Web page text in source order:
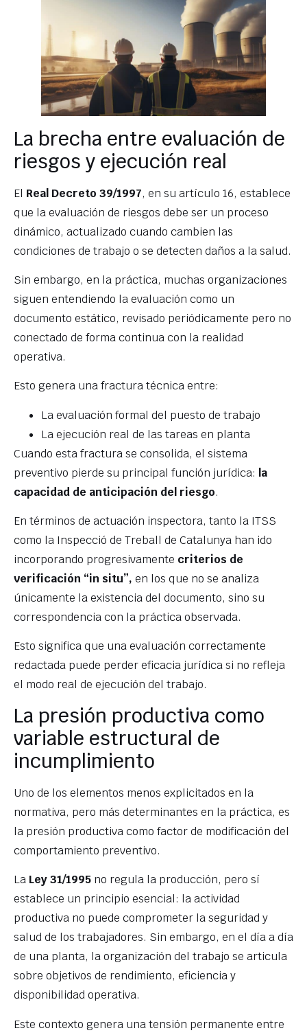
La brecha entre evaluación de
riesgos y ejecución real
El Real Decreto 39/1997, en su artículo 16, establece
que la evaluación de riesgos debe ser un proceso
dinámico, actualizado cuando cambien las
condiciones de trabajo o se detecten daños a la salud.
Sin embargo, en la práctica, muchas organizaciones
siguen entendiendo la evaluación como un
documento estático, revisado periódicamente pero no
conectado de forma continua con la realidad
operativa.
Esto genera una fractura técnica entre:
La evaluación formal del puesto de trabajo
La ejecución real de las tareas en planta
Cuando esta fractura se consolida, el sistema
preventivo pierde su principal función jurídica: la
capacidad de anticipación del riesgo.
En términos de actuación inspectora, tanto la ITSS
como la Inspecció de Treball de Catalunya han ido
incorporando progresivamente criterios de
verificación “in situ”, en los que no se analiza
únicamente la existencia del documento, sino su
correspondencia con la práctica observada.
Esto significa que una evaluación correctamente
redactada puede perder eficacia jurídica si no refleja
el modo real de ejecución del trabajo.
La presión productiva como
variable estructural de
incumplimiento
Uno de los elementos menos explicitados en la
normativa, pero más determinantes en la práctica, es
la presión productiva como factor de modificación del
comportamiento preventivo.
La Ley 31/1995 no regula la producción, pero sí
establece un principio esencial: la actividad
productiva no puede comprometer la seguridad y
salud de los trabajadores. Sin embargo, en el día a día
de una planta, la organización del trabajo se articula
sobre objetivos de rendimiento, eficiencia y
disponibilidad operativa.
Este contexto genera una tensión permanente entre